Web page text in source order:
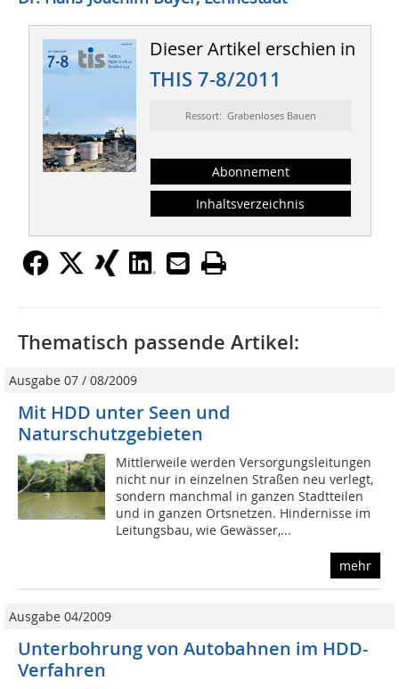
Dieser Artikel erschien in
THIS 7-8/2011
Ressort: Grabenloses Bauen
Abonnement
Inhaltsverzeichnis
Thematisch passende Artikel:
Ausgabe 07 / 08/2009
Mit HDD unter Seen und
Naturschutzgebieten
Mittlerweile werden Versorgungsleitungen
nicht nur in einzelnen Straßen neu verlegt,
sondern manchmal in ganzen Stadtteilen
und in ganzen Ortsnetzen. Hindernisse im
Leitungsbau, wie Gewässer,...
mehr
Ausgabe 04/2009
Unterbohrung von Autobahnen im HDD-
Verfahren